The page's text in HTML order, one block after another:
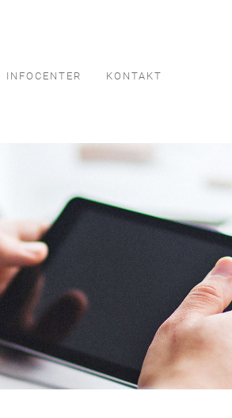
INFOCENTER KONTAKT